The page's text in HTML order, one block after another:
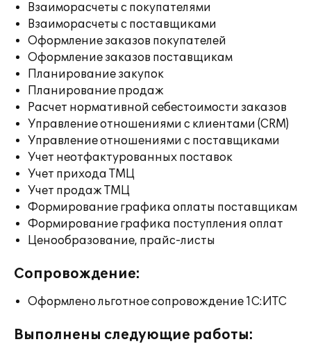
Взаиморасчеты с покупателями
Взаиморасчеты с поставщиками
Оформление заказов покупателей
Оформление заказов поставщикам
Планирование закупок
Планирование продаж
Расчет нормативной себестоимости заказов
Управление отношениями с клиентами (CRM)
Управление отношениями с поставщиками
Учет неотфактурованных поставок
Учет прихода ТМЦ
Учет продаж ТМЦ
Формирование графика оплаты поставщикам
Формирование графика поступления оплат
Ценообразование, прайс-листы
Сопровождение:
Оформлено льготное сопровождение 1С:ИТС
Выполнены следующие работы: